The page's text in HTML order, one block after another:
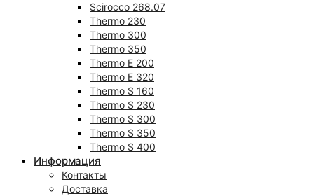
Scirocco 268.07
Thermo 230
Thermo 300
Thermo 350
Thermo E 200
Thermo E 320
Thermo S 160
Thermo S 230
Thermo S 300
Thermo S 350
Thermo S 400
Информация
Контакты
Доставка